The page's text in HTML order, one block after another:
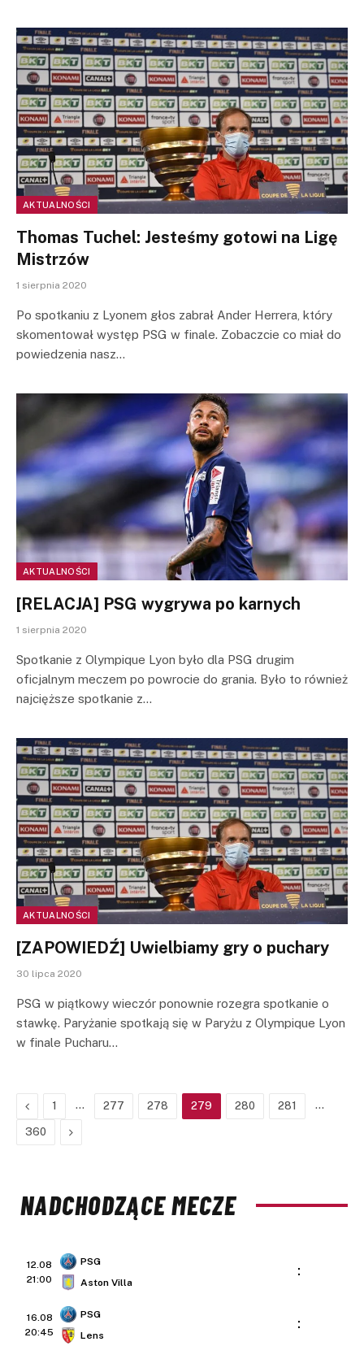
AKTUALNOŚCI
Thomas Tuchel: Jesteśmy gotowi na Ligę
Mistrzów
1 sierpnia 2020
Po spotkaniu z Lyonem głos zabrał Ander Herrera, który
skomentował występ PSG w finale. Zobaczcie co miał do
powiedzenia nasz…
AKTUALNOŚCI
[RELACJA] PSG wygrywa po karnych
1 sierpnia 2020
Spotkanie z Olympique Lyon było dla PSG drugim
oficjalnym meczem po powrocie do grania. Było to również
najcięższe spotkanie z…
AKTUALNOŚCI
[ZAPOWIEDŹ] Uwielbiamy gry o puchary
30 lipca 2020
PSG w piątkowy wieczór ponownie rozegra spotkanie o
stawkę. Paryżanie spotkają się w Paryżu z Olympique Lyon
w finale Pucharu…
Previous
1 … 277 278 279 280 281 …
360 Next
NADCHODZĄCE MECZE
12.08
21:00
PSG
Aston Villa
:
16.08
20:45
PSG
Lens
: